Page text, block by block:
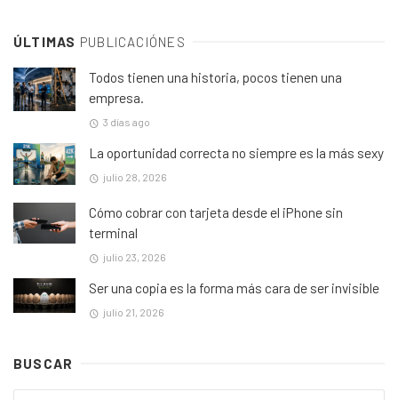
ÚLTIMAS PUBLICACIÓNES
Todos tienen una historia, pocos tienen una
empresa.
3 días ago
La oportunidad correcta no siempre es la más sexy
julio 28, 2026
Cómo cobrar con tarjeta desde el iPhone sin
terminal
julio 23, 2026
Ser una copia es la forma más cara de ser invisible
julio 21, 2026
BUSCAR